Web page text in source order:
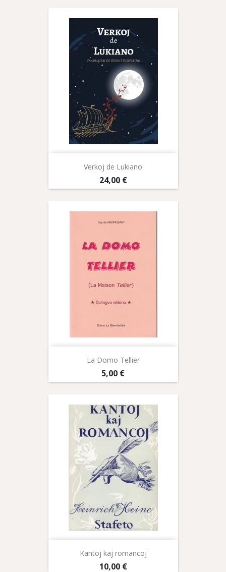
Verkoj de Lukiano
Prix
24,00 €
La Domo Tellier
Prix
5,00 €
Kantoj kaj romancoj
Prix
10,00 €